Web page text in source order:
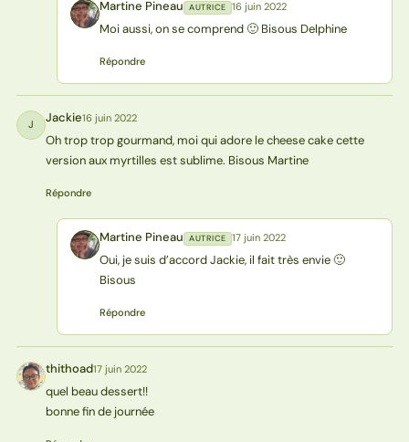
MP Martine Pineau AUTRICE 16 juin 2022
Moi aussi, on se comprend 🙂 Bisous Delphine
Répondre
J Jackie16 juin 2022
Oh trop trop gourmand, moi qui adore le cheese cake cette
version aux myrtilles est sublime. Bisous Martine
Répondre
MP Martine Pineau AUTRICE 17 juin 2022
Oui, je suis d’accord Jackie, il fait très envie 🙂
Bisous
Répondre
T thithoad17 juin 2022
quel beau dessert!!
bonne fin de journée